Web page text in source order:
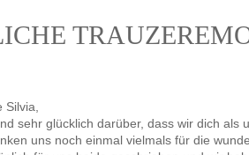
Silvia,
sehr glücklich darüber, dass wir dich
uns noch einmal vielmals für die